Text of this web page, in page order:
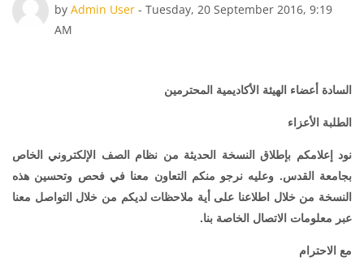
السادة أعضاء الهيئة الأكاديمية المحترمين
الطلبة الأعزاء
نود إعلامكم بإطلاق النسخة الحديثة من نظام الصف الإلكتروني الخاص
بجامعة القدس. وعليه نرجو منكم التعاون معنا في فحص وتحسين هذه
النسخة من خلال اطلاعنا على أية ملاحظات لديكم من خلال التواصل معنا
عبر معلومات الاتصال الخاصة بنا.
مع الاحترام
by Admin User- Tuesday, 20 September 2016, 9:19
AM
Number of replies: 0